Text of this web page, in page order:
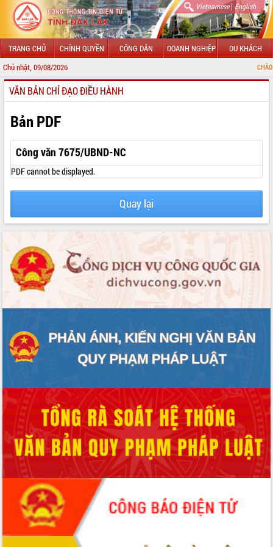
Vietnamese| English
TRANG CHỦ CHÍNH QUYỀN CÔNG DÂN DOANH NGHIỆP DU KHÁCH
Chủ nhật, 09/08/2026 CHÀO MỪNG
GIỚI THIỆU
LÃNH ĐẠO UBND TỈNH
TIN TỨC SỰ KIỆN
SỞ, BAN, NGÀNH
UBND CÁC XÃ, PHƯỜNG
THÔNG TIN CHỈ ĐẠO ĐIỀU HÀNH
VĂN BẢN HĐND TỈNH
ĐIỂM TIN VĂN BẢN
VĂN BẢN CHỈ ĐẠO ĐIỀU HÀNH
Bản PDF
Công văn 7675/UBND-NC
PDF cannot be displayed.
Quay lại